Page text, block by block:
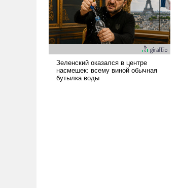
стало всерьез обсуждаемой
идеей.